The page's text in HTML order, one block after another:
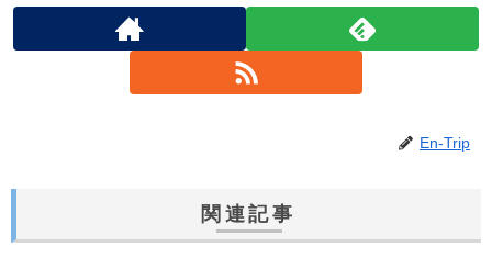
En-Trip
関連記事